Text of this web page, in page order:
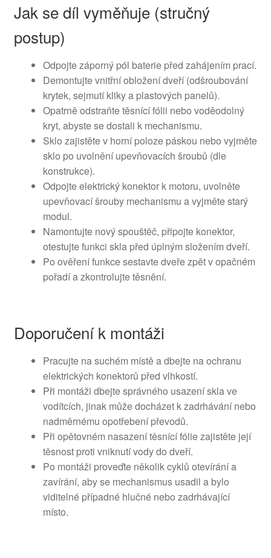
Jak se díl vyměňuje (stručný
postup)
Odpojte záporný pól baterie před zahájením prací.
Demontujte vnitřní obložení dveří (odšroubování
krytek, sejmutí kliky a plastových panelů).
Opatrně odstraňte těsnící fólii nebo voděodolný
kryt, abyste se dostali k mechanismu.
Sklo zajistěte v horní poloze páskou nebo vyjměte
sklo po uvolnění upevňovacích šroubů (dle
konstrukce).
Odpojte elektrický konektor k motoru, uvolněte
upevňovací šrouby mechanismu a vyjměte starý
modul.
Namontujte nový spouštěč, připojte konektor,
otestujte funkci skla před úplným složením dveří.
Po ověření funkce sestavte dveře zpět v opačném
pořadí a zkontrolujte těsnění.
Doporučení k montáži
Pracujte na suchém místě a dbejte na ochranu
elektrických konektorů před vlhkostí.
Při montáži dbejte správného usazení skla ve
vodítcích, jinak může docházet k zadrhávání nebo
nadměrnému opotřebení převodů.
Při opětovném nasazení těsnící fólie zajistěte její
těsnost proti vniknutí vody do dveří.
Po montáži proveďte několik cyklů otevírání a
zavírání, aby se mechanismus usadil a bylo
viditelné případné hlučné nebo zadrhávající
místo.